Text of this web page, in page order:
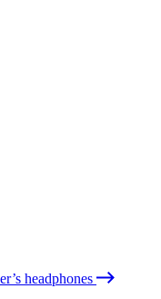
headphones